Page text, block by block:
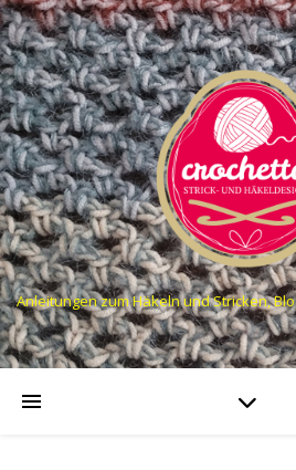
Anleitungen zum Häkeln und Stricken,